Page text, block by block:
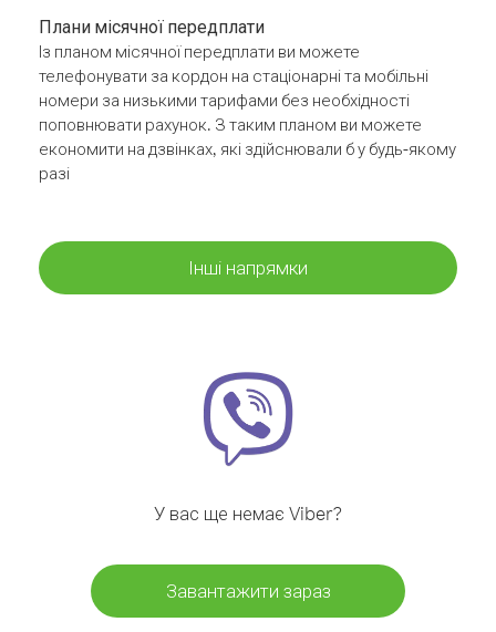
Плани місячної передплати
Із планом місячної передплати ви можете
телефонувати за кордон на стаціонарні та мобільні
номери за низькими тарифами без необхідності
поповнювати рахунок. З таким планом ви можете
економити на дзвінках, які здійснювали б у будь-якому
разі
Інші напрямки
У вас ще немає Viber?
Завантажити зараз